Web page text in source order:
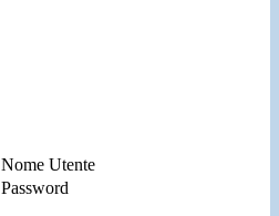
Nome Utente
Password